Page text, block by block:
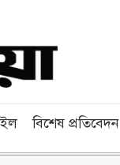
বিশেষ প্রতিবেদন